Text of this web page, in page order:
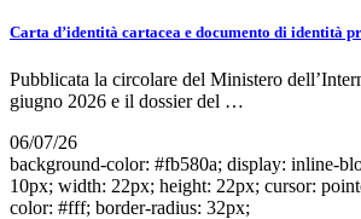
Carta d’identità cartacea e documento di identità
Pubblicata la circolare del Ministero
giugno 2026 e il dossier del …
06/07/26
background-color: #fb580a; display: inline-
10px; width: 22px; height: 22px; cursor:
color: #fff; border-radius: 32px;